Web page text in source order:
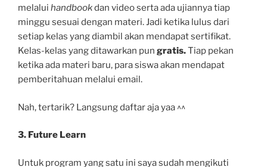
melalui handbookdan video serta ada ujiannya tiap
minggu sesuai dengan materi. Jadi ketika lulus dari
setiap kelas yang diambil akan mendapat sertifikat.
Kelas-kelas yang ditawarkan pun gratis.Tiap pekan
ketika ada materi baru, para siswa akan mendapat
pemberitahuan melalui email.
Nah, tertarik? Langsung daftar aja yaa ^^
3. Future Learn
Untuk program yang satu ini saya sudah mengikuti